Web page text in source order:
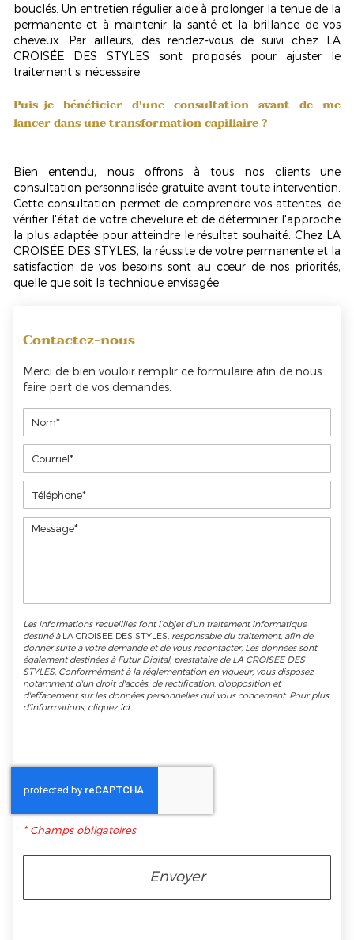
bouclés. Un entretien régulier aide à prolonger la tenue de la
permanente et à maintenir la santé et la brillancede vos
cheveux. Par ailleurs, des rendez-vous de suivi chez LA
CROISÉE DES STYLES sont proposés pour ajuster le
traitement si nécessaire.
Puis-je bénéficier d'une consultation avant de me
lancer dans une transformation capillaire ?
Bien entendu, nous offrons à tous nos clients une
consultation personnalisée gratuiteavant toute intervention.
Cette consultation permet de comprendre vos attentes, de
vérifier l'état de votre chevelure et de déterminer l'approche
la plus adaptée pour atteindre le résultat souhaité. Chez LA
CROISÉE DES STYLES, la réussite de votre permanente et la
satisfaction de vos besoins sont au cœur de nos priorités,
quelle que soit la technique envisagée.
Contactez-nous
Merci de bien vouloir remplir ce formulaire afin de nous
faire part de vos demandes.
Les informations recueillies font l’objet d’un traitement informatique
destiné àLA CROISEE DES STYLES , responsable du traitement, afin de
donner suite à votre demande et de vous recontacter. Les données sont
également destinées à Futur Digital, prestataire de LA CROISEE DES
STYLES. Conformément à la réglementation en vigueur, vous disposez
notamment d'un droit d'accès, de rectification, d'opposition et
d'effacement sur les données personnelles qui vous concernent. Pour plus
d’informations, cliquez ici.
*Champs obligatoires